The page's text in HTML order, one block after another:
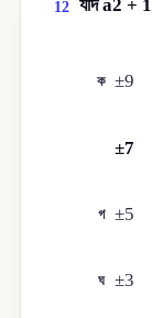
12 যদি a2 +
ক ±9
±7
গ ±5
ঘ ±3